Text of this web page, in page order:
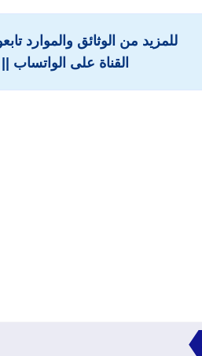
للمزيد من الوثائق والموارد
القناة على الواتساب ||